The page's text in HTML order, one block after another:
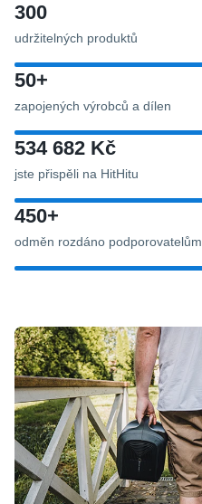
300
udržitelných produktů
50+
zapojených výrobců a dílen
534 682 Kč
jste přispěli na HitHitu
450+
odměn rozdáno podporovatelům